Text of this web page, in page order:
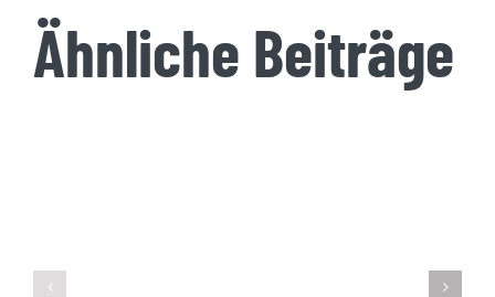
Ähnliche Beiträge